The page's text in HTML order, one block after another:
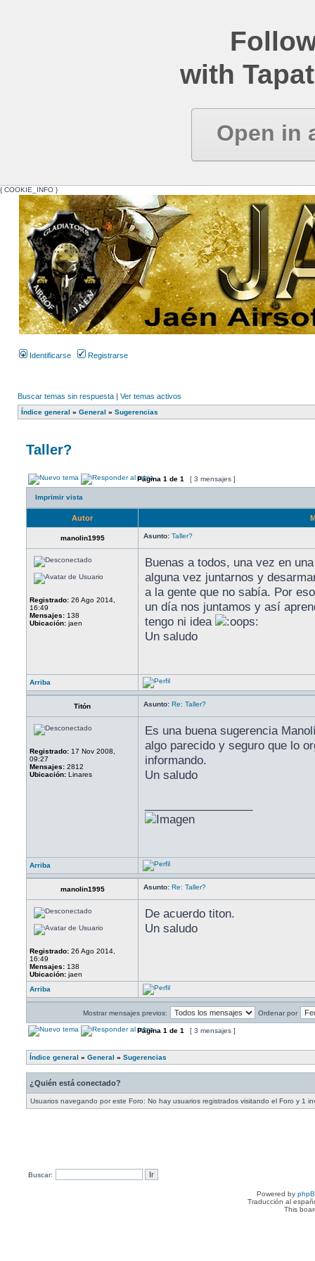
with
Open in
{ COOKIE_INFO }
Identificarse Registrarse
Buscar temas sin respuesta | Ver temas activos
Índice general » General » Sugerencias
Taller?
Página 1 de 1 [ 3 mensajes ]
Imprimir vista
Autor
manolin1995 Asunto: Taller?
Registrado: 26 Ago 2014,
16:49
Mensajes: 138
Ubicación: jaen
Buenas a todos, una vez en
alguna vez juntarnos y
a la gente que no sabía. Por
un día nos juntamos y así
tengo ni idea
Un saludo
Arriba
Titón Asunto: Re: Taller?
Registrado: 17 Nov 2008,
09:27
Mensajes: 2812
Ubicación: Linares
Es una buena sugerencia
algo parecido y seguro que lo
informando.
Un saludo
Arriba
manolin1995 Asunto: Re: Taller?
Registrado: 26 Ago 2014,
16:49
Mensajes: 138
Ubicación: jaen
De acuerdo titon.
Un saludo
Arriba
Mostrar mensajes previos: Ordenar por
Página 1 de 1 [ 3 mensajes ]
Índice general » General » Sugerencias
¿Quién está conectado?
Usuarios navegando por este Foro: No hay usuarios registrados visitando el Foro y 1
Buscar:
Powered by
Traducción al
This